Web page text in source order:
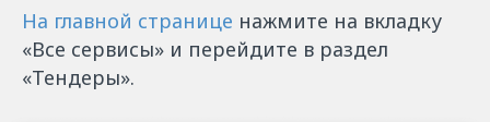
На главной странице нажмите на вкладку
«Все сервисы» и перейдите в раздел
«Тендеры».